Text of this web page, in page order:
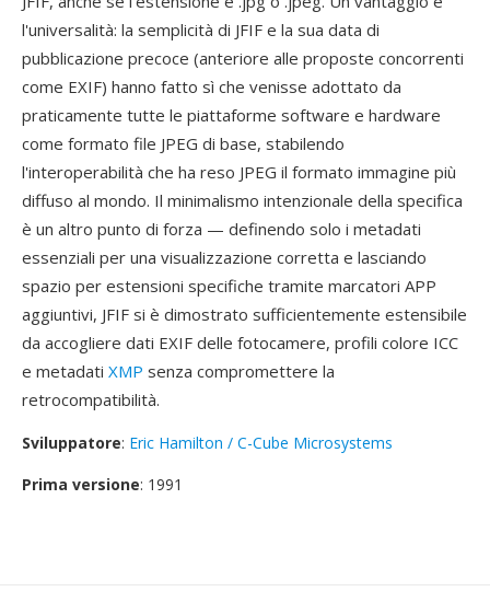
l'universalità: la semplicità di JFIF e la sua data di
pubblicazione precoce (anteriore alle proposte concorrenti
come EXIF) hanno fatto sì che venisse adottato da
praticamente tutte le piattaforme software e hardware
come formato file JPEG di base, stabilendo
l'interoperabilità che ha reso JPEG il formato immagine più
diffuso al mondo. Il minimalismo intenzionale della specifica
è un altro punto di forza — definendo solo i metadati
essenziali per una visualizzazione corretta e lasciando
spazio per estensioni specifiche tramite marcatori APP
aggiuntivi, JFIF si è dimostrato sufficientemente estensibile
da accogliere dati EXIF delle fotocamere, profili colore ICC
e metadati XMP senza compromettere la
retrocompatibilità.
Sviluppatore: Eric Hamilton / C-Cube Microsystems
Prima versione: 1991